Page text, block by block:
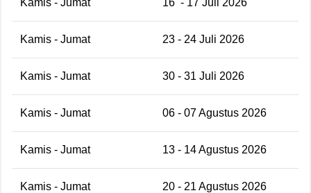
Kamis - Jumat 23 - 24 Juli 2026
Kamis - Jumat 30 - 31 Juli 2026
Kamis - Jumat 06 - 07 Agustus 2026
Kamis - Jumat 13 - 14 Agustus 2026
Kamis - Jumat 20 - 21 Agustus 2026